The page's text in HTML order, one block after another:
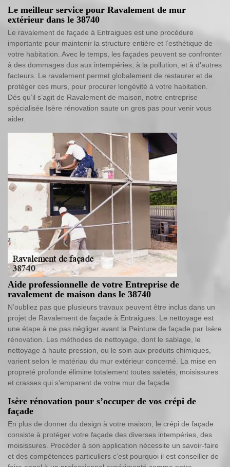
Le meilleur service pour Ravalement de mur
extérieur dans le 38740
Le ravalement de façade à Entraigues est une procédure
importante pour maintenir la structure entière et l’esthétique de
votre habitation. Avec le temps, les façades peuvent se confronter
à des dommages dus aux intempéries, à la pollution, et à d'autres
facteurs. Le ravalement permet globalement de restaurer et de
protéger ces murs, pour procurer longévité à votre habitation.
Dès qu’il s’agit de Ravalement de maison, notre entreprise
spécialisée Isère rénovation saute un gros pas pour venir vous
aider.
Aide professionnelle de votre Entreprise de
ravalement de maison dans le 38740
N’oubliez pas que plusieurs travaux peuvent être inclus dans un
projet de Ravalement de façade à Entraigues. Le nettoyage est
une étape à ne pas négliger avant la Peinture de façade par Isère
rénovation. Les méthodes de nettoyage, dont le sablage, le
nettoyage à haute pression, ou le soin aux produits chimiques,
varient selon le matériau du mur extérieur concerné. La mise en
propreté profonde élimine totalement toutes saletés, moisissures
et crasses qui s’emparent de votre mur de façade.
Isère rénovation pour s’occuper de vos crépi de
façade
En plus de donner du design à votre maison, le crépi de façade
consiste à protéger votre façade des diverses intempéries, des
moisissures. Procéder à son application nécessite un savoir-faire
et des compétences particuliers c’est pourquoi il est conseiller de